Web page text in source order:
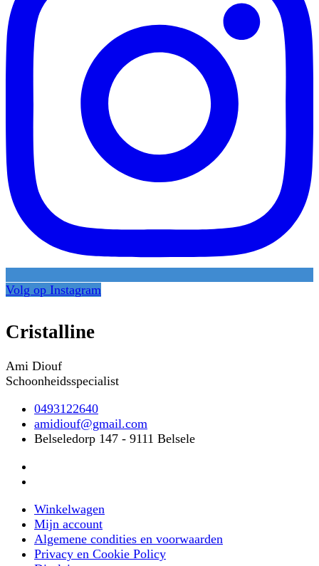
Volg op Instagram
Cristalline
Ami Diouf
Schoonheidsspecialist
0493122640
amidiouf@gmail.com
Belseledorp 147 - 9111 Belsele
Winkelwagen
Mijn account
Algemene condities en voorwaarden
Privacy en Cookie Policy